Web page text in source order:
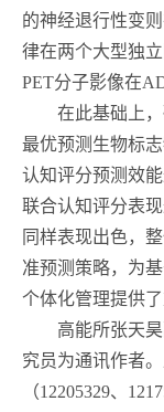
的神经退行性变
律在两个大型独
PET分子影像在
在此基础上
最优预测生物标
认知评分预测效
联合认知评分表
同样表现出色，
准预测策略，为
个体化管理提供了
高能所张天
究员为通讯作者
（12205329、